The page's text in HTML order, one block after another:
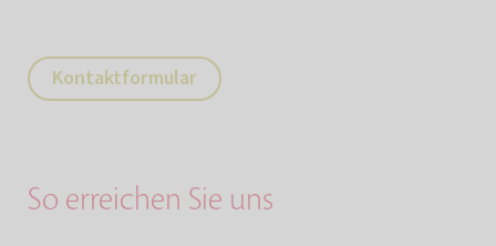
Kontaktformular
So erreichen Sie uns